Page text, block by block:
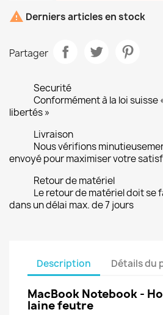
 Derniers articles en stock
Partager
Securité
Conformément à la loi
libertés »
Livraison
Nous vérifions
envoyé pour maximiser votre
Retour de matériel
Le retour de matériel doit se
dans un délai max. de 7 jours
Description Détails du
MacBook Notebook -
laine feutre